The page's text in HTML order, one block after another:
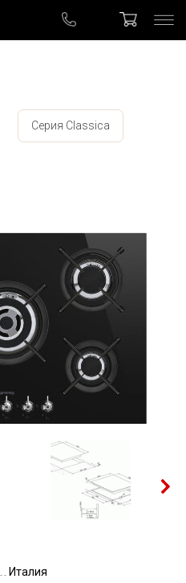
Серия Classica
Италия